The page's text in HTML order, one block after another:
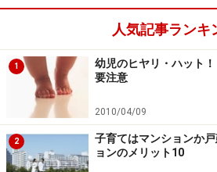
るように、マンションのバルコニ
は1.1メートル以上となっています
ものがあれば、その足がかりから
す。足がかりとは、足を引っ掛け
とです。
1.1メートルとは大人が立った姿勢
く、大人でも安心感を得られる高
人気記事ランキ
1
幼児のヒヤリ・ハット
要注意
2010/04/09
2
子育てはマンションか
ョンのメリット10